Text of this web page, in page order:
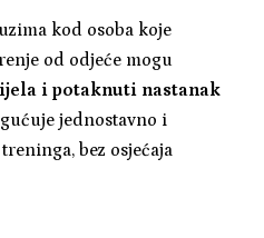
kod osoba koje
od odjeće mogu
i potaknuti nastanak
jednostavno i
bez osjećaja